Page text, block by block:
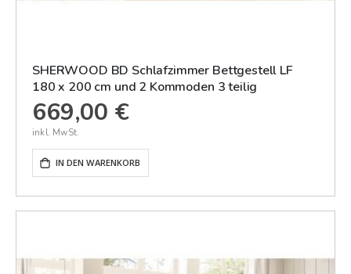
SHERWOOD BD Schlafzimmer Bettgestell LF
180 x 200 cm und 2 Kommoden 3 teilig
669,00 €
IN DEN WARENKORB